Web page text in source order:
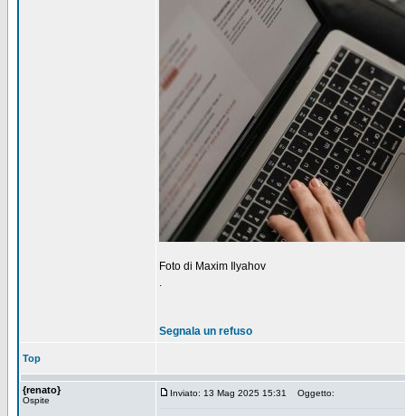
Foto di Maxim Ilyahov
.
Segnala un refuso
Top
{renato}
Ospite
Inviato: 13 Mag 2025 15:31 Oggetto: